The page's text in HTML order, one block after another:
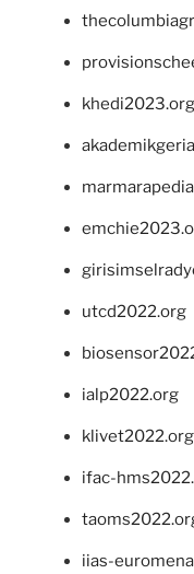
khedi2023.org
utcd2022.org
ialp2022.org
klivet2022.org
ifac-
iias-